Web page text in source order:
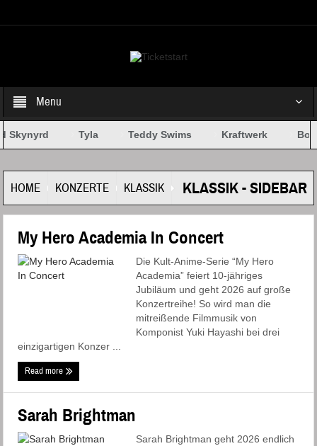
Menu
Skynyrd Tyla Teddy Swims Kraftwerk
HOME KONZERTE KLASSIK KLASSIK - SIDEBAR
My Hero Academia In Concert
Die Kult-Anime-Serie “My Hero
Academia” feiert 10-jähriges
Jubiläum und geht 2026 auf große
Konzertreihe! So wird man die
mitreißende Filmmusik von
Komponist Yuki Hayashi bei drei
einzigartigen Konzer ...
Read more
Sarah Brightman
Sarah Brightman geht 2026 endlich